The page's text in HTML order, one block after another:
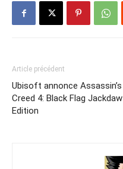
Article précédent
Ubisoft annonce Assassin’s
Creed 4: Black Flag Jackdaw
Edition